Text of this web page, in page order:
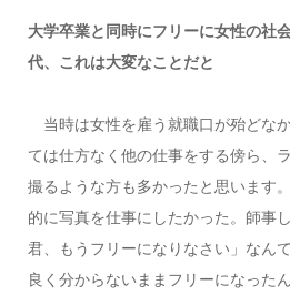
大学卒業と同時にフリーに女性の社
代、これは大変なことだと
当時は女性を雇う就職口が殆どな
ては仕方なく他の仕事をする傍ら、
撮るような方も多かったと思います
的に写真を仕事にしたかった。師事
君、もうフリーになりなさい」なん
良く分からないままフリーになった